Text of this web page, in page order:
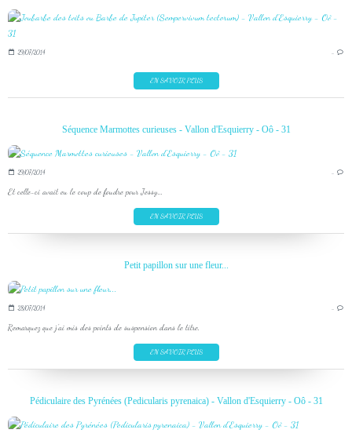
29/07/2014 …
EN SAVOIR PLUS
Séquence Marmottes curieuses - Vallon d'Esquierry - Oô - 31
29/07/2014 …
Et celle-ci avait eu le coup de foudre pour Jessy...
EN SAVOIR PLUS
Petit papillon sur une fleur...
28/07/2014 …
Remarquez que j'ai mis des points de suspension dans le titre.
EN SAVOIR PLUS
Pédiculaire des Pyrénées (Pedicularis pyrenaica) - Vallon d'Esquierry - Oô - 31